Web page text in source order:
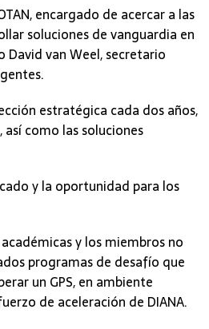
encargado de acercar a las
soluciones de vanguardia en
van Weel, secretario
estratégica cada dos años,
como las soluciones
y la oportunidad para los
y los miembros no
programas de desafío que
un GPS, en ambiente
de aceleración de DIANA.